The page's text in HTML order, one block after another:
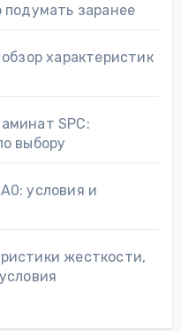
заранее
характеристик
SPC:
выбору
условия и
жесткости,